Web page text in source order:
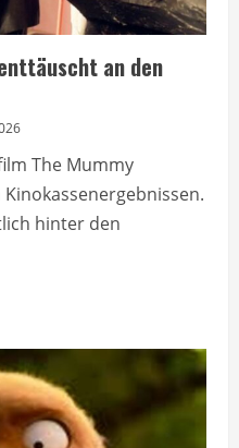
an den
The Mummy
hinter den